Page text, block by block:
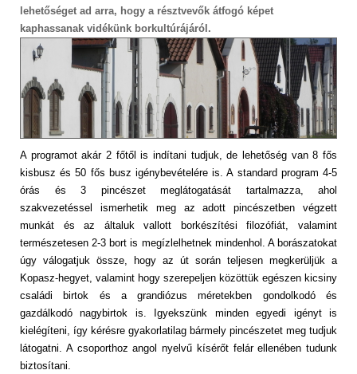
lehetőséget ad arra, hogy a résztvevők átfogó képet
kaphassanak vidékünk borkultúrájáról.
A programot akár 2 főtől is indítani tudjuk, de lehetőség van 8 fős
kisbusz és 50 fős busz igénybevételére is. A standard program 4-5
órás és 3 pincészet meglátogatását tartalmazza, ahol
szakvezetéssel ismerhetik meg az adott pincészetben végzett
munkát és az általuk vallott borkészítési filozófiát, valamint
természetesen 2-3 bort is megízlelhetnek mindenhol. A borászatokat
úgy válogatjuk össze, hogy az út során teljesen megkerüljük a
Kopasz-hegyet, valamint hogy szerepeljen közöttük egészen kicsiny
családi birtok és a grandiózus méretekben gondolkodó és
gazdálkodó nagybirtok is. Igyekszünk minden egyedi igényt is
kielégíteni, így kérésre gyakorlatilag bármely pincészetet meg tudjuk
látogatni. A csoporthoz angol nyelvű kísérőt felár ellenében tudunk
biztosítani.